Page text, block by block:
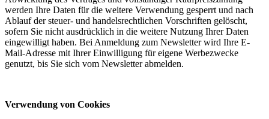
werden Ihre Daten für die weitere Verwendung gesperrt und nach
Ablauf der steuer- und handelsrechtlichen Vorschriften gelöscht,
sofern Sie nicht ausdrücklich in die weitere Nutzung Ihrer Daten
eingewilligt haben. Bei Anmeldung zum Newsletter wird Ihre E-
Mail-Adresse mit Ihrer Einwilligung für eigene Werbezwecke
genutzt, bis Sie sich vom Newsletter abmelden.
Verwendung von Cookies